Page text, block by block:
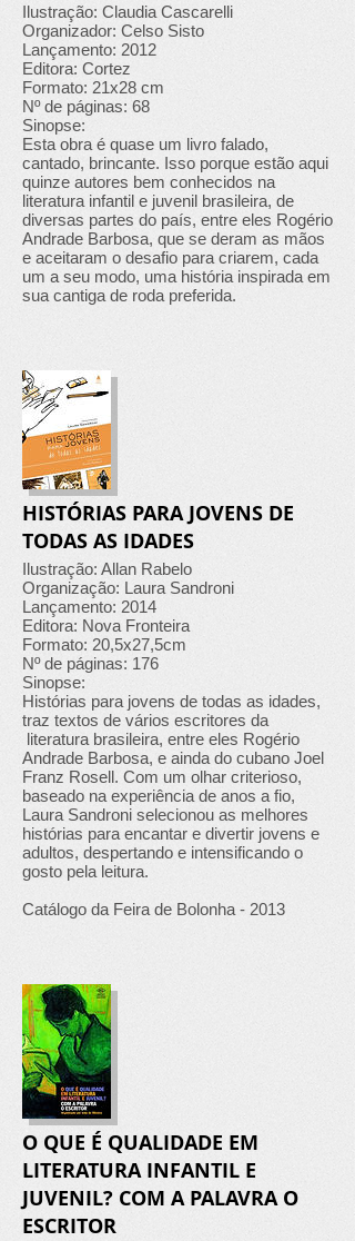
Ilustração: Claudia Cascarelli
Organizador: Celso Sisto
Lançamento: 2012
Editora: Cortez
Formato: 21x28 cm
Nº de páginas: 68
Sinopse:
Esta obra é quase um livro falado,
cantado, brincante. Isso porque estão aqui
quinze autores bem conhecidos na
literatura infantil e juvenil brasileira, de
diversas partes do país, entre eles Rogério
Andrade Barbosa, que se deram as mãos
e aceitaram o desafio para criarem, cada
um a seu modo, uma história inspirada em
sua cantiga de roda preferida.
HISTÓRIAS PARA JOVENS DE
TODAS AS IDADES
Ilustração: Allan Rabelo
Organização: Laura Sandroni
Lançamento: 2014
Editora: Nova Fronteira
Formato: 20,5x27,5cm
Nº de páginas: 176
Sinopse:
Histórias para jovens de todas as idades,
traz textos de vários escritores da
literatura brasileira, entre eles Rogério
Andrade Barbosa, e ainda do cubano Joel
Franz Rosell. Com um olhar criterioso,
baseado na experiência de anos a fio,
Laura Sandroni selecionou as melhores
histórias para encantar e divertir jovens e
adultos, despertando e intensificando o
gosto pela leitura.
Catálogo da Feira de Bolonha - 2013
O QUE É QUALIDADE EM
LITERATURA INFANTIL E
JUVENIL? COM A PALAVRA O
ESCRITOR